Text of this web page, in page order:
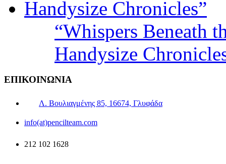
“Whispers Beneath
Handysize
ΕΠΙΚΟΙΝΩΝΙΑ
Λ. Βουλιαγμένης 85, 16674, Γλυφάδα
info(at)pencilteam.com
212 102 1628